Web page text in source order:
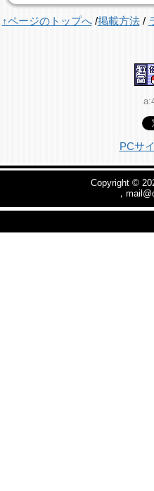
↑ページのトップへ/掲載方法/
PCサ
Copyright ©
，